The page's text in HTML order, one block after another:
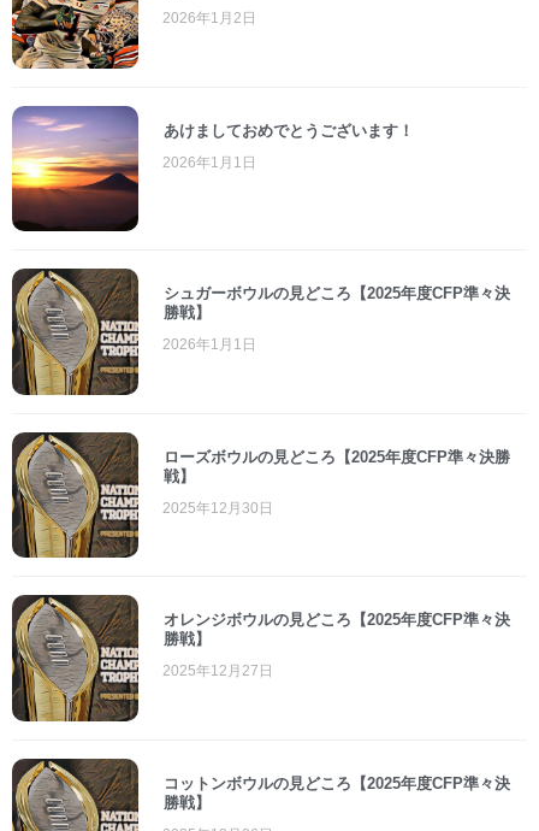
2026年1月2日
あけましておめでとうございます！
2026年1月1日
シュガーボウルの見どころ【2025年度CFP準々決
勝戦】
2026年1月1日
ローズボウルの見どころ【2025年度CFP準々決勝
戦】
2025年12月30日
オレンジボウルの見どころ【2025年度CFP準々決
勝戦】
2025年12月27日
コットンボウルの見どころ【2025年度CFP準々決
勝戦】